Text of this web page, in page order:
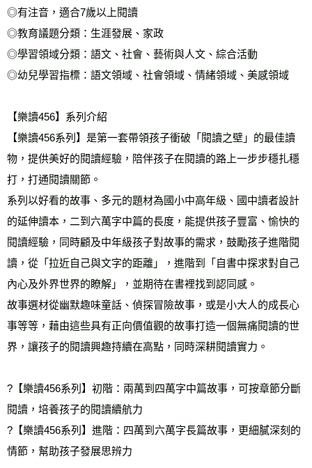
◎有注音，適合7歲以上閱讀
◎教育議題分類：生涯發展、家政
◎學習領域分類：語文、社會、藝術與人文、綜合活動
◎幼兒學習指標：語文領域、社會領域、情緒領域、美感領域
【樂讀456】系列介紹
【樂讀456系列】是第一套帶領孩子衝破「閱讀之壁」的最佳讀
物，提供美好的閱讀經驗，陪伴孩子在閱讀的路上一步步穩扎穩
打，打通閱讀關節。
系列以好看的故事、多元的題材為國小中高年級、國中讀者設計
的延伸讀本，二到六萬字中篇的長度，能提供孩子豐富、愉快的
閱讀經驗，同時顧及中年級孩子對故事的需求，鼓勵孩子進階閱
讀，從「拉近自己與文字的距離」，進階到「自書中探求對自己
內心及外界世界的瞭解」，並期待在書裡找到認同感。
故事選材從幽默趣味童話、偵探冒險故事，或是小大人的成長心
事等等，藉由這些具有正向價值觀的故事打造一個無痛閱讀的世
界，讓孩子的閱讀興趣持續在高點，同時深耕閱讀實力。
?【樂讀456系列】初階：兩萬到四萬字中篇故事，可按章節分斷
閱讀，培養孩子的閱讀續航力
?【樂讀456系列】進階：四萬到六萬字長篇故事，更細膩深刻的
情節，幫助孩子發展思辨力